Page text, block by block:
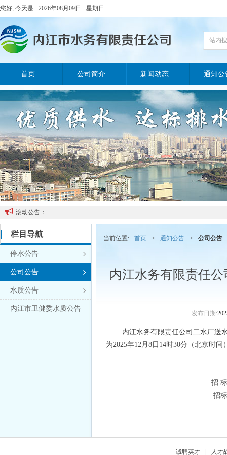
您好, 今天是 2026年08月09日 星期日
站内
首页 公司简介 新闻动态 通知公
 滚动公告：
栏目导航
停水公告 
公司公告 
水质公告 
内江市卫健委水质公告
当前位置: 首页 > 通知公告 > 公司公告
内江水务有限责任
发布日期:
内江水务有限责任公司二水厂送
为2025年12月8 日 14时30分（北京时间
招 标
招
诚聘英才 人才